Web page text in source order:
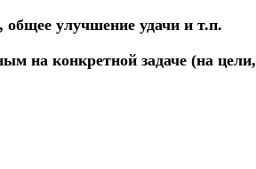
улучшение удачи и т.п.
на конкретной задаче (на цели,